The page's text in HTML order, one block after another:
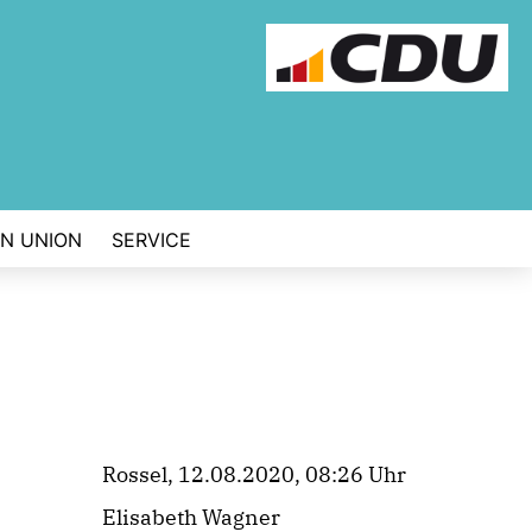
UNION SERVICE
Rossel, 12.08.2020, 08:26 Uhr
Elisabeth Wagner